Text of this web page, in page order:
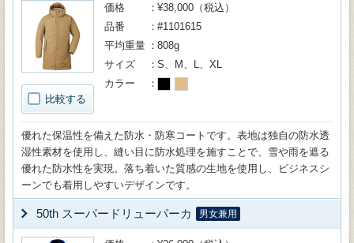
比較する
価格
¥38,000（税込）
品番
#1101615
平均重量
808g
サイズ
S、M、L、XL
カラー
優れた保温性を備えた防水・防寒コートです。表地は独自の防水透
湿性素材を使用し、縫い目に防水処理を施すことで、雪や雨を遮る
優れた防水性を実現。落ち着いた質感の生地を使用し、ビジネスシ
ーンでも着用しやすいデザインです。
50th スーパードリューパーカ 男女兼用